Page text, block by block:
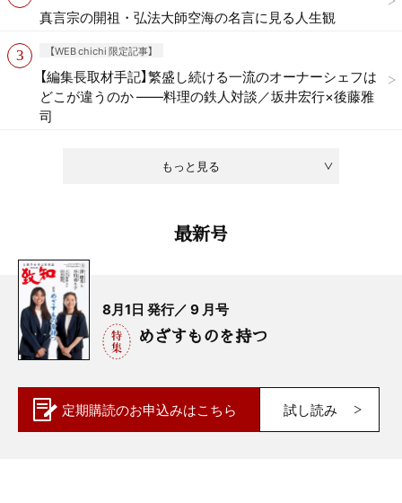
もっと見る
真言宗の開祖・弘法大師空海の名言に見る人生観
【WEB chichi 限定記事】
【編集長取材手記】繁盛し続ける一流のオーナーシェフは
どこが違うのか ——料理の鉄人対談／坂井宏行×後藤雅
司
最新号
8月1日 発行／ 9 月号
めざすものを持つ
定期購読のお申込みはこちら 試し読み